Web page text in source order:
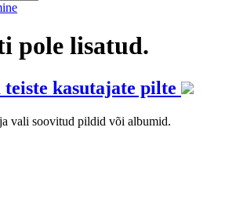
pole lisatud.
kasutajate pilte
vali soovitud pildid või albumid.